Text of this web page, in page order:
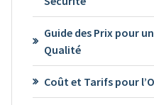
Guide des Prix pour
Qualité
Coût et Tarifs pour